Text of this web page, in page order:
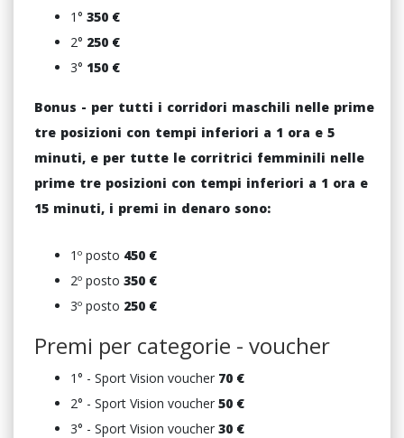
1° 350 €
2° 250 €
3° 150 €
Bonus - per tutti i corridori maschili nelle prime
tre posizioni con tempi inferiori a 1 ora e 5
minuti, e per tutte le corritrici femminili nelle
prime tre posizioni con tempi inferiori a 1 ora e
15 minuti, i premi in denaro sono:
1º posto 450 €
2º posto 350 €
3º posto 250 €
Premi per categorie - voucher
1° - Sport Vision voucher 70 €
2° - Sport Vision voucher 50 €
3° - Sport Vision voucher 30 €